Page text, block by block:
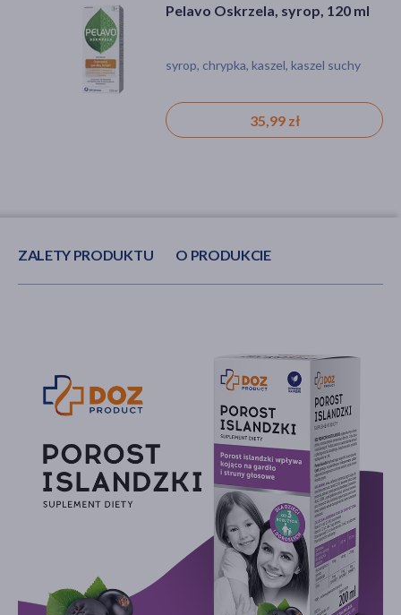
Pelavo Oskrzela, syrop, 120 ml
syrop, chrypka, kaszel, kaszel suchy
35,99 zł
DOZ Product Porost islandzki,
pastylki, podrażnienie
22,99 zł
ZALETY PRODUKTU O PRODUKCIE